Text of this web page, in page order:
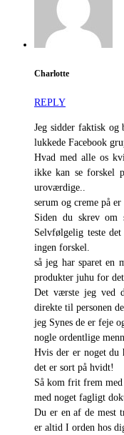
Charlotte
REPLY
Jeg sidder faktisk og
lukkede Facebook
Hvad med alle os
ikke kan se forskel
uroværdige..
serum og creme på er
Siden du skrev om
Selvfølgelig teste
ingen forskel.
så jeg har sparet en
produkter juhu for det.
Det værste jeg ved
direkte til personen
jeg Synes de er feje
nogle ordentlige
Hvis der er noget du
det er sort på hvidt!
Så kom frit frem
med noget fagligt
Du er en af de mest
er altid I orden hos